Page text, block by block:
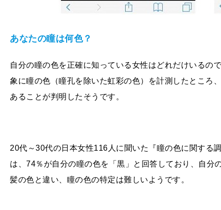
あなたの瞳は何色？
自分の瞳の色を正確に知っている女性はどれだけいるの
象に瞳の色（瞳孔を除いた虹彩の色）を計測したところ
あることが判明したそうです。
20代～30代の日本女性116人に聞いた『瞳の色に関する
は、74％が自分の瞳の色を「黒」と回答しており、自分
髪の色と違い、瞳の色の特定は難しいようです。